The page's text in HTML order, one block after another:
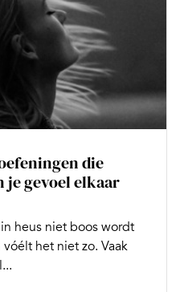
die
je gevoel elkaar
heus niet boos wordt
vóélt het niet zo. Vaak